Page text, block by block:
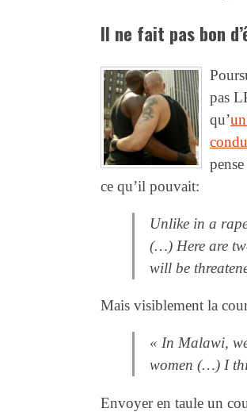
Il ne fait pas bon
pas
qu’
ce qu’il pouvait:
Unlike in a
(…) Here are
will be
Mais visiblement la
« In Malawi,
women (…) I
Envoyer en taule un